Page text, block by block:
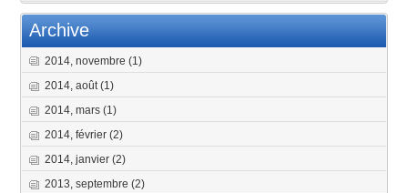
Archive
2014, novembre(1)
2014, août(1)
2014, mars(1)
2014, février(2)
2014, janvier(2)
2013, septembre(2)